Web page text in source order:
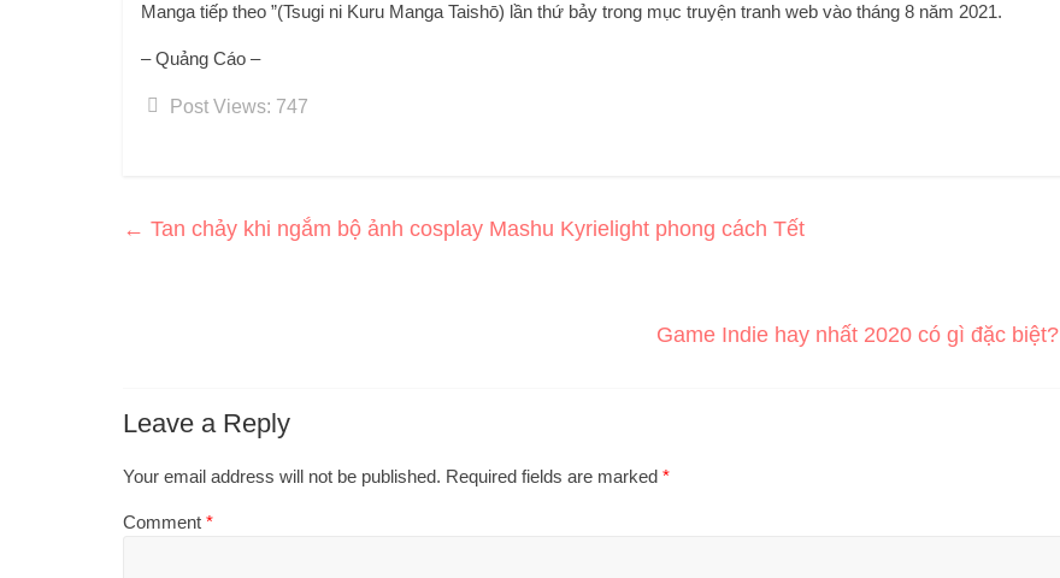
Manga tiếp theo ”(Tsugi ni Kuru Manga Taishō) lần thứ bảy trong mục truyện tranh web vào tháng 8 năm 2021.
– Quảng Cáo –
Post Views: 747
← Tan chảy khi ngắm bộ ảnh cosplay Mashu Kyrielight phong cách Tết
Game Indie hay nhất 2020 có gì đặc biệt?
Leave a Reply
Your email address will not be published. Required fields are marked *
Comment *